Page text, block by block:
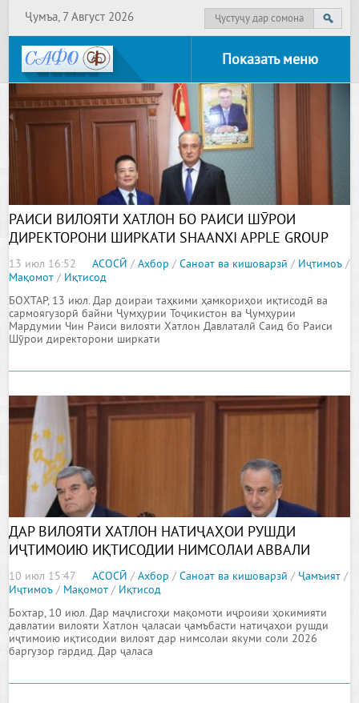
Ҷумъа, 7 Август 2026
Показать меню
РАИСИ ВИЛОЯТИ ХАТЛОН БО РАИСИ ШӮРОИ
ДИРЕКТОРОНИ ШИРКАТИ SHAANXI APPLE GROUP
CO., LTD. МАСЪАЛАҲОИ РУШДИ ҲАМКОРИҲОИ
САРМОЯГУЗОРӢ ВА БОҒДОРИРО БАРРАСӢ КАРДАНД
13 июл 16:52 АСОСӢ /Ахбор /Саноат ва кишоварзӣ / Иҷтимоъ /
Мақомот / Иқтисод
БОХТАР, 13 июл. Дар доираи таҳкими ҳамкориҳои иқтисодӣ ва
сармоягузорӣ байни Ҷумҳурии Тоҷикистон ва Ҷумҳурии
Мардумии Чин Раиси вилояти Хатлон Давлаталӣ Саид бо Раиси
Шӯрои директорони ширкати
ДАР ВИЛОЯТИ ХАТЛОН НАТИҶАҲОИ РУШДИ
ИҶТИМОИЮ ИҚТИСОДИИ НИМСОЛАИ АВВАЛИ
СОЛИ 2026 ҶАМЪБАСТ ГАРДИДАНД
10 июл 15:47 АСОСӢ /Ахбор /Саноат ва кишоварзӣ / Ҷамъият /
Иҷтимоъ / Мақомот / Иқтисод
Бохтар, 10 июл. Дар маҷлисгоҳи мақомоти иҷроияи ҳокимияти
давлатии вилояти Хатлон ҷаласаи ҷамъбасти натиҷаҳои рушди
иҷтимоию иқтисодии вилоят дар нимсолаи якуми соли 2026
баргузор гардид. Дар ҷаласа